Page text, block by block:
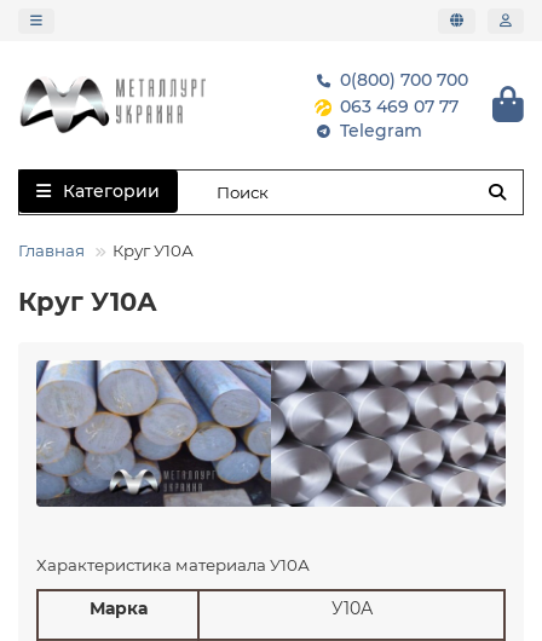
0(800) 700 700
063 469 07 77
Telegram
Категории
Главная Круг У10А
Круг У10А
Характеристика материала У10А
Марка У10А